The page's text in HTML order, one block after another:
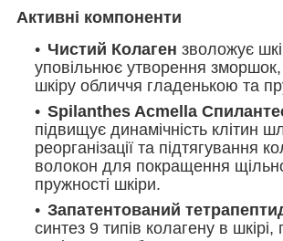
Активні компоненти
Чистий Колаген зволожує
уповільнює утворення
шкіру обличчя гладенькою та
Spilanthes Acmella
підвищує динамічність клітин
реорганізації та підтягування
волокон для покращення
пружності шкіри.
Запатентований
синтез 9 типів колагену в